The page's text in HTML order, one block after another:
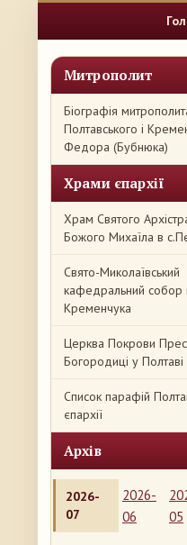
Митрополит
Біографія
Полтавського і
Федора (Бубнюка)
Храми єпархії
Храм Святого
Божого Михаїла в
Свято-Миколаївський
кафедральний собор
Кременчука
Церква Покрови
Богородиці у Полтаві
Список парафій
єпархії
Архів
2026-
07
2026-
06
05